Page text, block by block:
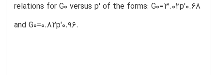
relations for G0 versus p′ of the forms: G0=3.02p′0.68
and G0=0.82p′0.96.